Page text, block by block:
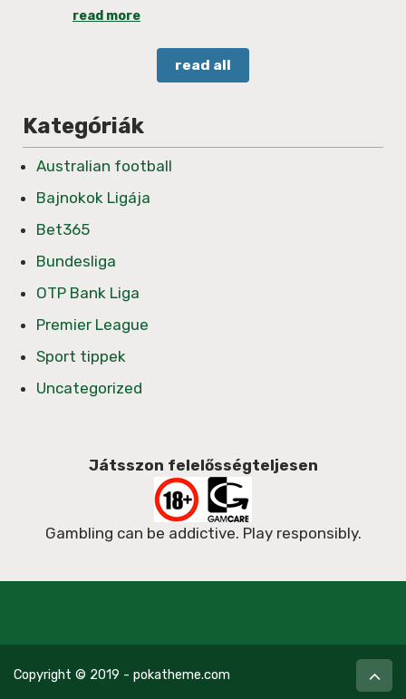
read more
read all
Kategóriák
Australian football
Bajnokok Ligája
Bet365
Bundesliga
OTP Bank Liga
Premier League
Sport tippek
Uncategorized
Játsszon felelősségteljesen
Gambling can be addictive. Play responsibly.
Copyright © 2019 - pokatheme.com